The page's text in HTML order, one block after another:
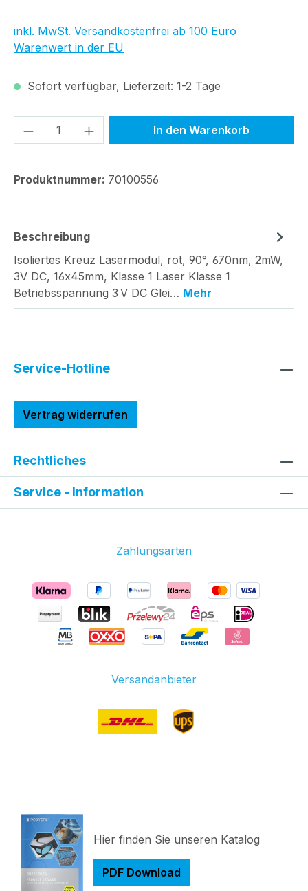
inkl. MwSt. Versandkostenfrei ab 100 Euro
Warenwert in der EU
Sofort verfügbar, Lieferzeit: 1-2 Tage
Produkt Anzahl: Gib denIn den Warenkorb
Produktnummer: 70100556
Beschreibung
Isoliertes Kreuz Lasermodul, rot, 90°, 670nm, 2mW,
3V DC, 16x45mm, Klasse 1 Laser Klasse 1
Betriebsspannung 3 V DC Glei… Mehr
Service-Hotline
Vertrag widerrufen
Rechtliches
Service - Information
Zahlungsarten
Versandanbieter
Hier finden Sie unseren Katalog
PDF Download